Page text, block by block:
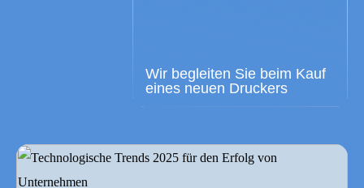
Wir begleiten Sie beim Kauf
eines neuen Druckers